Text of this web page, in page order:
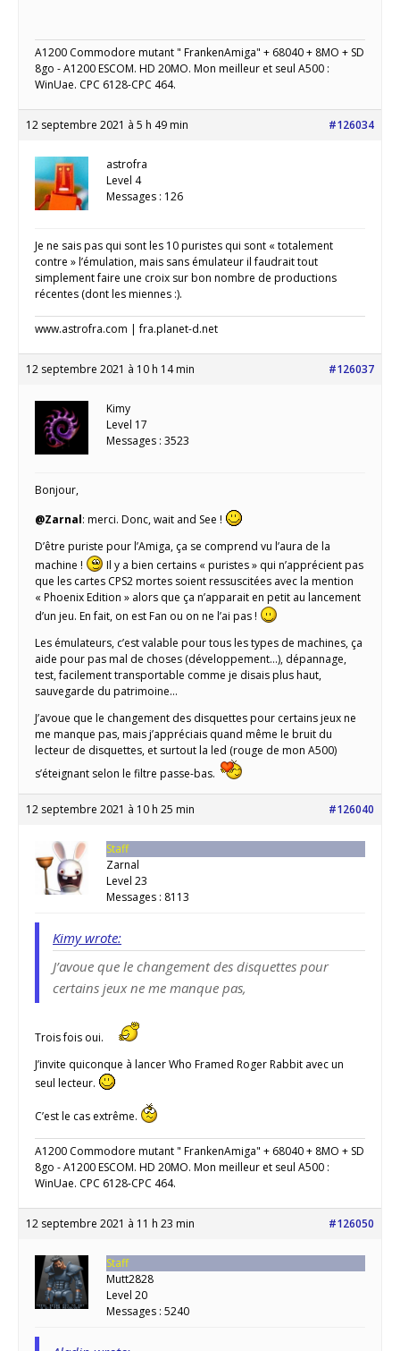
A1200 Commodore mutant " FrankenAmiga" + 68040 + 8MO + SD
8go - A1200 ESCOM. HD 20MO. Mon meilleur et seul A500 :
WinUae. CPC 6128-CPC 464.
12 septembre 2021 à 5 h 49 min #126034
astrofra
Level 4
Messages : 126
Je ne sais pas qui sont les 10 puristes qui sont « totalement
contre » l’émulation, mais sans émulateur il faudrait tout
simplement faire une croix sur bon nombre de productions
récentes (dont les miennes :).
www.astrofra.com | fra.planet-d.net
12 septembre 2021 à 10 h 14 min #126037
Kimy
Level 17
Messages : 3523
Bonjour,
@Zarnal: merci. Donc, wait and See !
D’être puriste pour l’Amiga, ça se comprend vu l’aura de la
machine !
Il y a bien certains « puristes » qui n’apprécient pas
que les cartes CPS2 mortes soient ressuscitées avec la mention
« Phoenix Edition » alors que ça n’apparait en petit au lancement
d’un jeu. En fait, on est Fan ou on ne l’ai pas !
Les émulateurs, c’est valable pour tous les types de machines, ça
aide pour pas mal de choses (développement…), dépannage,
test, facilement transportable comme je disais plus haut,
sauvegarde du patrimoine…
J’avoue que le changement des disquettes pour certains jeux ne
me manque pas, mais j’appréciais quand même le bruit du
lecteur de disquettes, et surtout la led (rouge de mon A500)
s’éteignant selon le filtre passe-bas.
12 septembre 2021 à 10 h 25 min #126040
Staff
Zarnal
Level 23
Messages : 8113
Kimy wrote:
J’avoue que le changement des disquettes pour
certains jeux ne me manque pas,
Trois fois oui.
J’invite quiconque à lancer Who Framed Roger Rabbit avec un
seul lecteur.
C’est le cas extrême.
A1200 Commodore mutant " FrankenAmiga" + 68040 + 8MO + SD
8go - A1200 ESCOM. HD 20MO. Mon meilleur et seul A500 :
WinUae. CPC 6128-CPC 464.
12 septembre 2021 à 11 h 23 min #126050
Staff
Mutt2828
Level 20
Messages : 5240